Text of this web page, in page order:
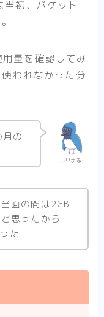
当初、パケット
量を確認してみ
われなかった分
ルリまる
の
面の間は2GB
思ったから
た